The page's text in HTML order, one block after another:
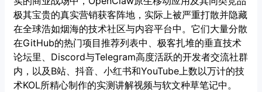
极其宝贵的真实营销获客阵地，实际上被严重打散并隐藏
在全球浩如烟海的技术社区与内容平台中。它们大量分散
在GitHub的热门项目推荐列表中、极客扎堆的垂直技术
论坛里、Discord与Telegram高度活跃的开发者交流社群
内，以及B站、抖音、小红书和YouTube上数以万计的技
术KOL所精心制作的实测讲解视频与软文种草笔记中。